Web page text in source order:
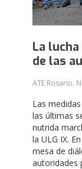
La
de las
ATE Rosario.
Las
las últimas
nutrida
la ULG IX.
mesa de
autoridades